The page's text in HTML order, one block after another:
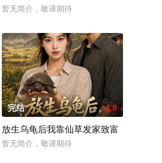
醒了上古魔刀“幽冥”，获得驱使阴兵之力，
暂无简介，敬请期待
完结 4.0
放生乌龟后我靠仙草发家致富
暂无简介，敬请期待